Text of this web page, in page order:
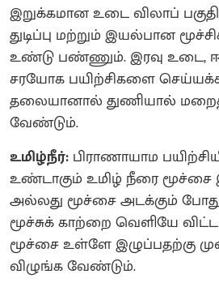
இறுக்கமான உடை விலாப்
துடிப்பு மற்றும் இயல்பான
உண்டு பண்ணும். இரவு உடை,
சரயோக பயிற்சிகளை
தலையானால் துணியால்
வேண்டும்.
உமிழ்நீர்: பிராணாயாம
உண்டாகும் உமிழ் நீரை மூச்சை
அல்லது மூச்சை அடக்கும்
மூச்சுக் காற்றை வெளியே
மூச்சை உள்ளே இழுப்பதற்கு
விழுங்க வேண்டும்.